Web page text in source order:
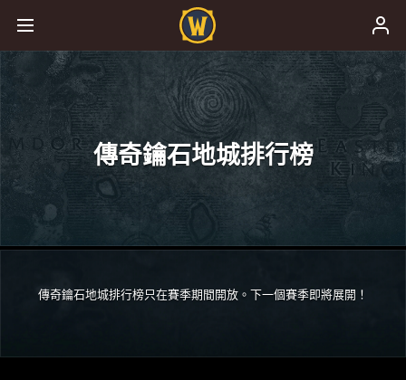
傳奇鑰石地城排行榜
傳奇鑰石地城排行榜只在賽季期間開放。下一個賽季即將展開！